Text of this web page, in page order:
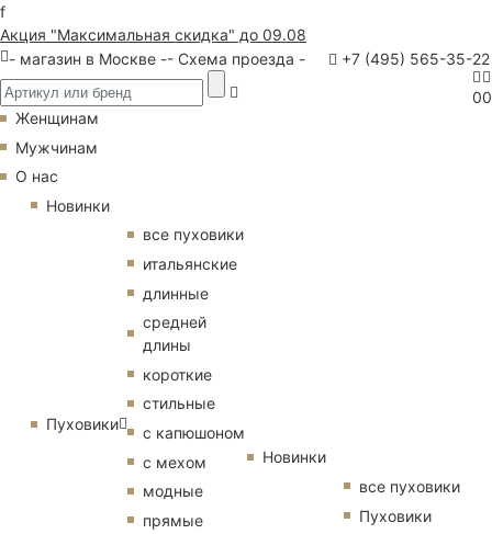
f
Акция "Максимальная скидка" до 09.08
- магазин в Москве -- Схема проезда - +7 (495) 565-35-22
00
Женщинам
Мужчинам
О нас
Новинки
Пуховики
все пуховики
итальянские
длинные
средней
длины
короткие
стильные
с капюшоном
с мехом
модные
прямые
Новинки
все пуховики
Пуховики